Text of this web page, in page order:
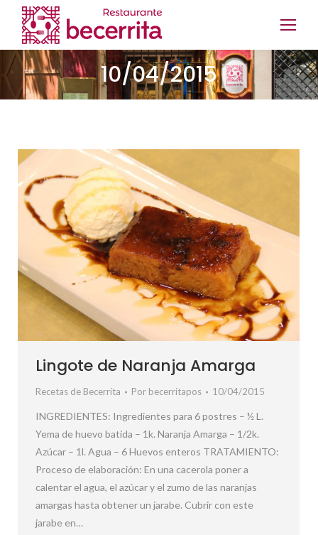
10/04/2015
Lingote de Naranja Amarga
Recetas de Becerrita Por becerritapos 10/04/2015
INGREDIENTES: Ingredientes para 6 postres – ½ L.
Yema de huevo batida – 1k. Naranja Amarga – 1/2k.
Azúcar – 1l. Agua – 6 Huevos enteros TRATAMIENTO:
Proceso de elaboración: En una cacerola poner a
calentar el agua, el azúcar y el zumo de las naranjas
amargas hasta obtener un jarabe. Cubrir con este
jarabe en…